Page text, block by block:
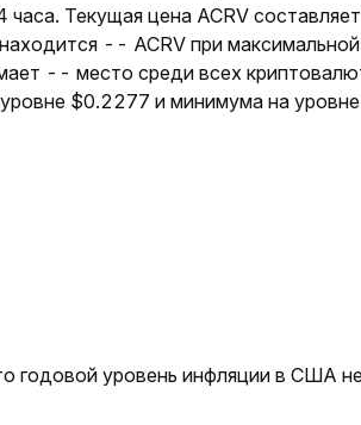
Текущая цена ACRV
-- ACRV при
-- место среди всех
$0.2277 и минимума на
годовой уровень инфляции в США